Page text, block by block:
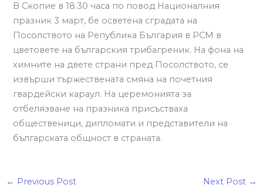
В Скопие в 18.30 часа по повод Националния
празник 3 март, бе осветена сградата на
Посолството на Република България в РСМ в
цветовете на българския трибагреник. На фона на
химните на двете страни пред Посолството, се
извърши тържествената смяна на почетния
гвардейски караул. На церемонията за
отбелязване на празника присъстваха
общественици, дипломати и представители на
българската общност в страната.
← Previous Post Next Post →